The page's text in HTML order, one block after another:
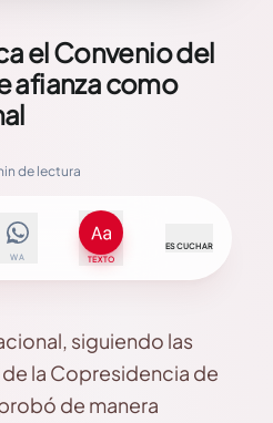
el Convenio del
afianza como
de lectura
WA TEXTO
ESCUCHAR
siguiendo las
la Copresidencia de
de manera